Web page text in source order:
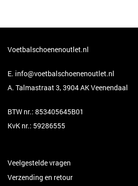
Voetbalschoenenoutlet.nl
E. info@voetbalschoenenoutlet.nl
A. Talmastraat 3, 3904 AK Veenendaal
BTW nr.: 853405645B01
KvK nr.: 59286555
Veelgestelde vragen
Verzending en retour